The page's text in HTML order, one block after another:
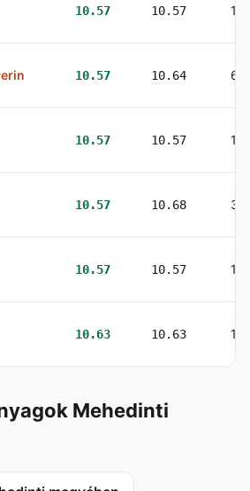
10.57 10.57 1
10.57 10.64 6
10.57 10.57 1
10.57 10.68 3
10.57 10.57 1
10.63 10.63 1
Mehedinti